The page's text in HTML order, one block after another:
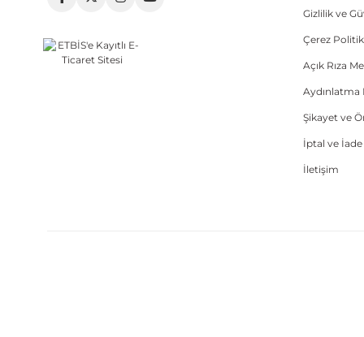
Gizlilik ve
Çerez
Açık Rıza
Aydınlatma
Şikayet ve
İptal ve
İletişim